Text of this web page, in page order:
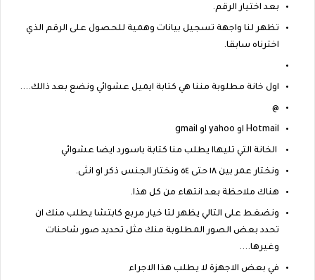
بعد اختيار الرقم.
تظهر لنا واجهة تسجيل بيانات وهمية للحصول على الرقم الذي
اخترناه سابقا.
اول خانة مطلوبة مننا هي كتابة ايميل عشوائي ونضع بعد ذالك....
@
Hotmail او yahoo او gmail
الخانة التي تليهاا يطلب منا كتابة باسورد ايضا عشوائي
ونختار عمر بين ١٨ حتى ٥٤ ونختار الجنس ذكر او انثى.
هناك ملاحظة بعد انتهاء من كل هذا.
ونضغط على التالي يظهر لتا خيار مربع كابتشا يطلب منك ان
تحدد بعض الصور المطلوبة منك مثل تحديد صور شاحنات
وغيرها....
في بعض الاجهزة لا يطلب هذا الاجراء